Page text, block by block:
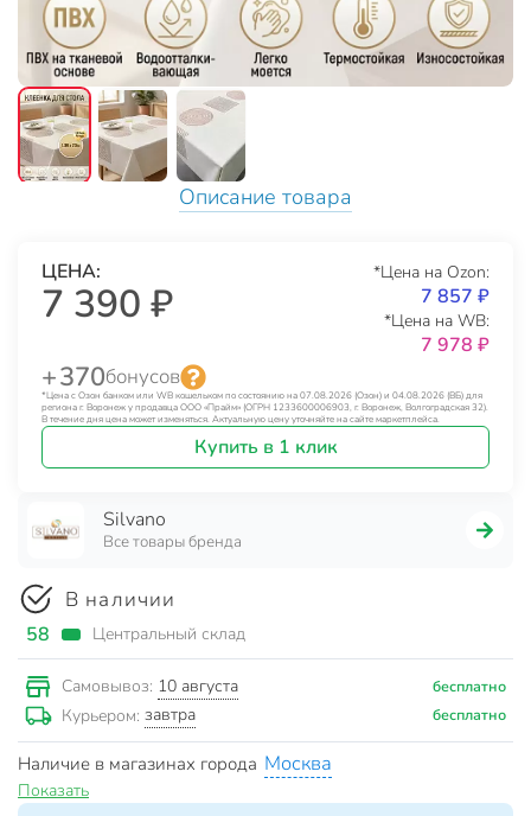
Описание товара
ЦЕНА:
7 390 ₽
*Цена на Ozon:
7 857 ₽
*Цена на WB:
7 978 ₽
+ 370бонусов
*Цена с Озон банком или WB кошельком по состоянию на 07.08.2026 (Озон) и 04.08.2026 (ВБ) для
региона г. Воронеж у продавца ООО «Прайм» (ОГРН 1233600006903, г. Воронеж, Волгоградская 32).
В течение дня цена может изменяться. Актуальную цену уточняйте на сайте маркетплейса.
Купить в 1 клик
Silvano
Все товары бренда
В наличии
58 Центральный склад
Самовывоз: 10 августа бесплатно
Курьером: завтра бесплатно
Наличие в магазинах города Москва
Показать